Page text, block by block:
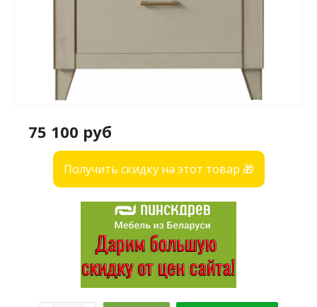
75 100 руб
Получить скидку на этот товар 🎁